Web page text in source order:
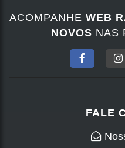
ACOMPANHE WEB
NOVOS NAS
FALE